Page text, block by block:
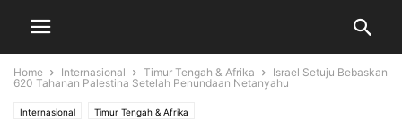
Home Internasional Timur Tengah & Afrika
Israel Setuju Bebaskan
620 Tahanan Palestina Setelah Penundaan Netanyahu
Internasional Timur Tengah & Afrika